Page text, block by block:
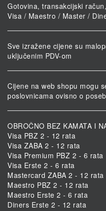
Gotovina, transakcijski
Visa / Maestro / Master /
Sve izražene cijene su
uključenim PDV-om
Cijene na web shopu mogu
poslovnicama ovisno o
OBROČNO BEZ KAMATA I
Visa PBZ 2 - 12 rata
Visa ZABA 2 - 12 rata
Visa Premium PBZ 2 - 6 rata
Visa Erste 2 - 6 rata
Mastercard ZABA 2 - 12 rata
Maestro PBZ 2 - 12 rata
Maestro Erste 2 - 6 rata
Diners Erste 2 - 12 rata